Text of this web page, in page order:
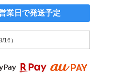
業日で発送予定
16）